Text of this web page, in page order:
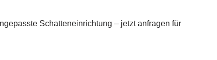
Schatteneinrichtung – jetzt anfragen für